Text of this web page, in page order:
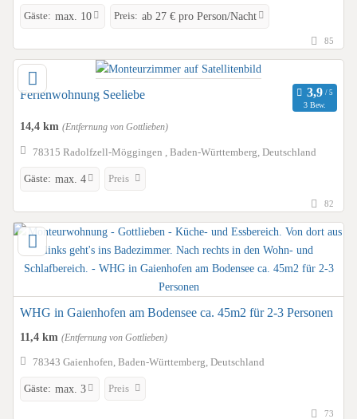
Gäste: max. 10 Preis: ab 27 € pro Person/Nacht
85
Ferienwohnung Seeliebe
3 Bew.
14,4 km (Entfernung von Gottlieben)
78315 Radolfzell-Möggingen , Baden-Württemberg, Deutschland
Gäste: max. 4 Preis
82
WHG in Gaienhofen am Bodensee ca. 45m2 für 2-3 Personen
11,4 km (Entfernung von Gottlieben)
78343 Gaienhofen, Baden-Württemberg, Deutschland
Gäste: max. 3 Preis
73